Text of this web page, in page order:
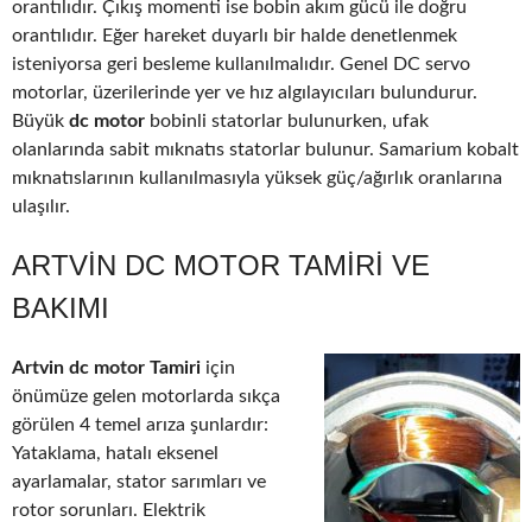
orantılıdır. Çıkış momenti ise bobin akım gücü ile doğru
orantılıdır. Eğer hareket duyarlı bir halde denetlenmek
isteniyorsa geri besleme kullanılmalıdır. Genel DC servo
motorlar, üzerilerinde yer ve hız algılayıcıları bulundurur.
Büyük dc motor bobinli statorlar bulunurken, ufak
olanlarında sabit mıknatıs statorlar bulunur. Samarium kobalt
mıknatıslarının kullanılmasıyla yüksek güç/ağırlık oranlarına
ulaşılır.
ARTVIN DC MOTOR TAMIRI VE
BAKIMI
Artvin dc motor Tamiri için
önümüze gelen motorlarda sıkça
görülen 4 temel arıza şunlardır:
Yataklama, hatalı eksenel
ayarlamalar, stator sarımları ve
rotor sorunları. Elektrik